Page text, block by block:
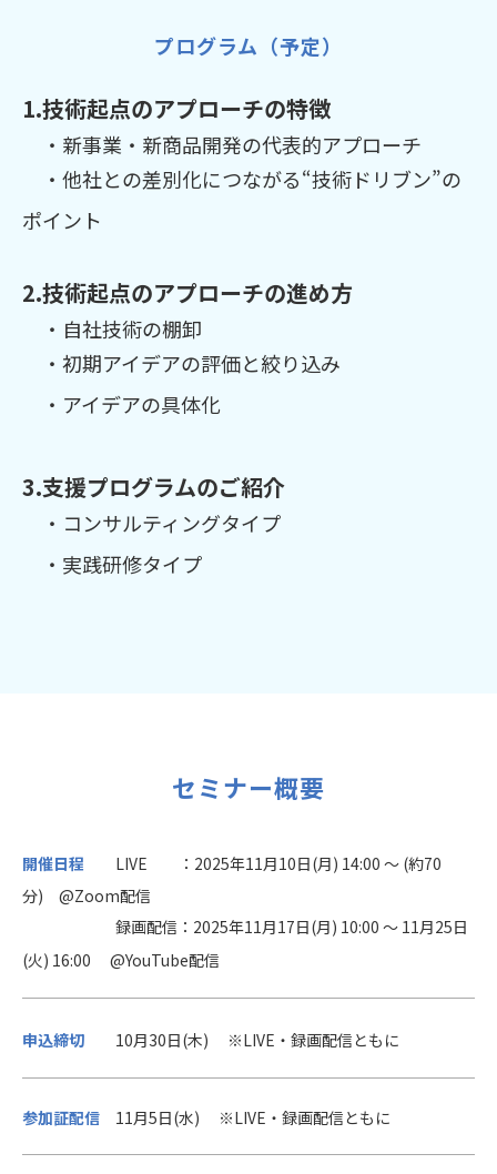
プログラム（予定）
1.技術起点のアプローチの特徴
・新事業・新商品開発の代表的アプローチ
・他社との差別化につながる“技術ドリブン”の
ポイント
2.技術起点のアプローチの進め方
・自社技術の棚卸
・初期アイデアの評価と絞り込み
・アイデアの具体化
3.支援プログラムのご紹介
・コンサルティングタイプ
・実践研修タイプ
セミナー概要
開催日程
LIVE ：2025年11月10日(月) 14:00 ～ (約70
分) @Zoom配信
録画配信：2025年11月17日(月) 10:00 ～ 11月25日
(火) 16:00 @YouTube配信
申込締切 10月30日(木) ※LIVE・録画配信ともに
参加証配信 11月5日(水) ※LIVE・録画配信ともに